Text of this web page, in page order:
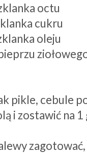
octu
cukru
oleju
pikle, cebule
i zostawić na